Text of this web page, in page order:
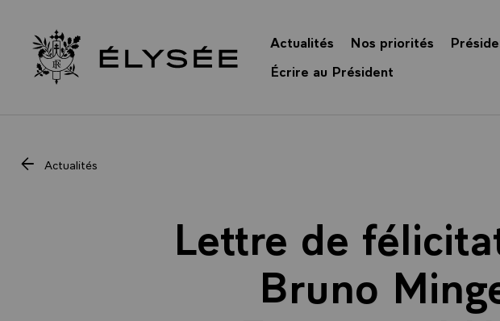
Retour à l’accueil Élysée
Actualités Nos priorités
Écrire au Président
Actualités
Lettre de
Bruno